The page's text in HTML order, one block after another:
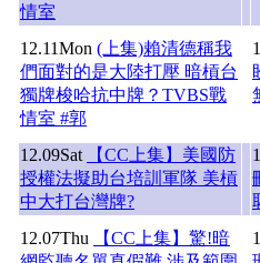
情室
12.11Mon (上集)賴清德稱我
們面對的是大陸打壓 暗槓台
獨牌梭哈抗中牌？TVBS戰
情室 #郭
12.09Sat
【CC上集】美國防
授權法擬助台培訓軍隊 美槓
中大打台灣牌?
12.07Thu
【CC上集】驚!暗